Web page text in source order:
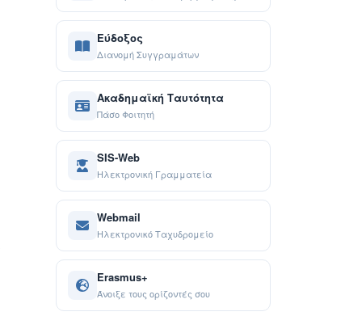
Εύδοξος
Διανομή Συγγραμάτων
Ακαδημαϊκή Ταυτότητα
Πάσο Φοιτητή
SIS-Web
Ηλεκτρονική Γραμματεία
Webmail
Ηλεκτρονικό Ταχυδρομείο
Erasmus+
Άνοιξε τους ορίζοντές σου